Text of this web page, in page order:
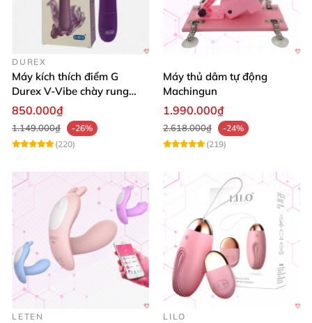
DUREX
Máy kích thích điểm G
Durex V-Vibe chày rung
tinh yêu không dây cao cấp
850.000₫
1.149.000₫
-26%
(220)
Máy thủ dâm tự động
Machingun
1.990.000₫
2.618.000₫
-24%
(219)
LETEN LILO